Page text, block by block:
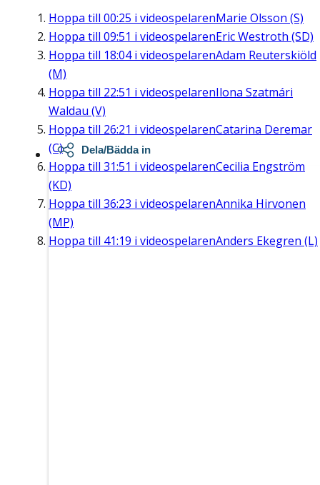
Hoppa till 00:25 i videospelarenMarie Olsson (S)
Hoppa till 09:51 i videospelarenEric Westroth (SD)
Hoppa till 18:04i videospelarenAdam Reuterskiöld
(M)
Hoppa till 22:51 i videospelarenIlona Szatmári
Waldau (V)
Hoppa till 26:21 i videospelarenCatarina Deremar
(C)
Hoppa till 31:51 i videospelarenCecilia Engström
(KD)
Hoppa till 36:23 i videospelarenAnnika Hirvonen
(MP)
Hoppa till 41:19 i videospelarenAnders Ekegren (L)
Dela/Bädda in